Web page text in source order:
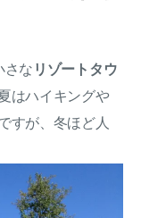
さな リゾートタウ
はハイキングや
すが、冬ほど人